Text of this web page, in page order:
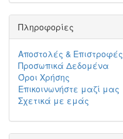
Πληροφορίες
Αποστολές & Επιστροφές
Προσωπικά Δεδομένα
Όροι Χρήσης
Επικοινωνήστε μαζί μας
Σχετικά με εμάς